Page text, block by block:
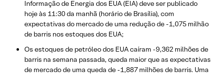
Informação de Energia dos EUA (EIA) deve ser publicado
hoje às 11:30 da manhã (horário de Brasília), com
expectativas do mercado de uma redução de -1,075 milhão
de barris nos estoques dos EUA;
Os estoques de petróleo dos EUA caíram -9,362 milhões de
barris na semana passada, queda maior que as expectativas
de mercado de uma queda de -1,887 milhões de barris. Uma